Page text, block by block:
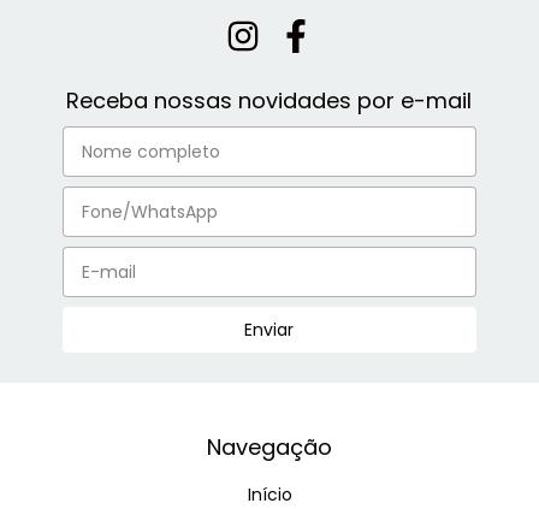
Receba nossas novidades por e-mail
Navegação
Início